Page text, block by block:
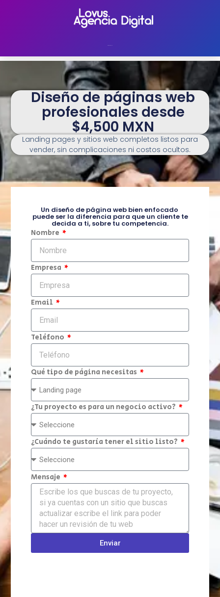
Diseño de páginas web
profesionales desde
$4,500 MXN
Landing pages y sitios web completos listos para
vender, sin complicaciones ni costos ocultos.
Un diseño de página web bien enfocado
puede ser la diferencia para que un cliente te
decida a ti, sobre tu competencia.
Nombre
Empresa
Email
Teléfono
Qué tipo de página necesitas
¿Tu proyecto es para un negocio activo?
¿Cuándo te gustaría tener el sitio listo?
Mensaje
Enviar